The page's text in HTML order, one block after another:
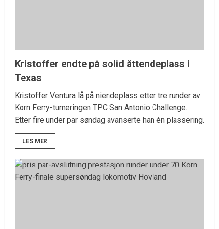
Kristoffer endte på solid åttendeplass i
Texas
Kristoffer Ventura lå på niendeplass etter tre runder av
Korn Ferry-turneringen TPC San Antonio Challenge.
Etter fire under par søndag avanserte han én plassering.
LES MER